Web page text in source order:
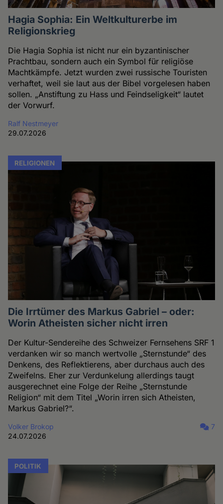
Hagia Sophia: Ein Weltkulturerbe im
Religionskrieg
Die Hagia Sophia ist nicht nur ein byzantinischer
Prachtbau, sondern auch ein Symbol für religiöse
Machtkämpfe. Jetzt wurden zwei russische Touristen
verhaftet, weil sie laut aus der Bibel vorgelesen haben
sollen. „Anstiftung zu Hass und Feindseligkeit“ lautet
der Vorwurf.
Ralf Nestmeyer
29.07.2026
RELIGIONEN
Die Irrtümer des Markus Gabriel – oder:
Worin Atheisten sicher nicht irren
Der Kultur-Sendereihe des Schweizer Fernsehens SRF 1
verdanken wir so manch wertvolle „Sternstunde“ des
Denkens, des Reflektierens, aber durchaus auch des
Zweifelns. Eher zur Verdunkelung allerdings taugt
ausgerechnet eine Folge der Reihe „Sternstunde
Religion“ mit dem Titel „Worin irren sich Atheisten,
Markus Gabriel?“.
Volker Brokop
24.07.2026
7
POLITIK